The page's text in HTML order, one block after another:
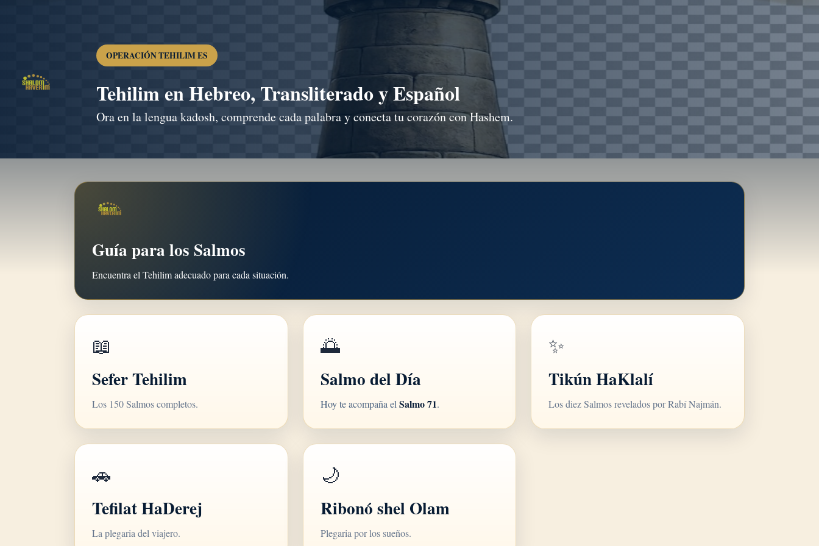
OPERACIÓN TEHILIM ES
Tehilim en Hebreo, Transliterado y Español
Ora en la lengua kadosh, comprende cada palabra y conecta tu corazón con Hashem.
Guía para los Salmos
Encuentra el Tehilim adecuado para cada situación.
📖
Sefer Tehilim
Los 150 Salmos completos.
🌅
Salmo del Día
Hoy te acompaña el Salmo 71.
✨
Tikún HaKlalí
Los diez Salmos revelados por Rabí Najmán.
🚗
Tefilat HaDerej
La plegaria del viajero.
🌙
Ribonó shel Olam
Plegaria por los sueños.